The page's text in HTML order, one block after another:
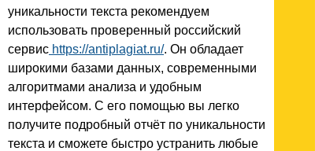
уникальности текста рекомендуем
использовать проверенный российский
сервис https://antiplagiat.ru/. Он обладает
широкими базами данных, современными
алгоритмами анализа и удобным
интерфейсом. С его помощью вы легко
получите подробный отчёт по уникальности
текста и сможете быстро устранить любые